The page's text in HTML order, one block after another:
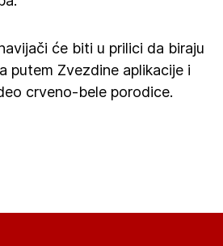
će biti u prilici da biraju
putem Zvezdine aplikacije i
crveno-bele porodice.